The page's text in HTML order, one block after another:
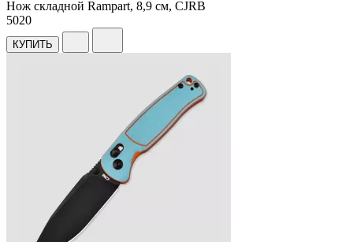
Нож складной Rampart, 8,9 см, CJRB
5020
КУПИТЬ